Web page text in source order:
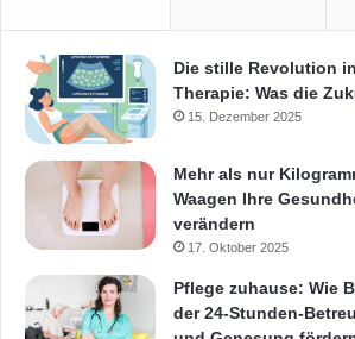
Die stille Revolution
Therapie: Was die
15. Dezember 2025
Mehr als nur
Waagen Ihre
verändern
17. Oktober 2025
Pflege zuhause: Wie
der 24-Stunden-